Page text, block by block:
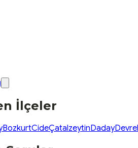
İlçeler
BozkurtCideÇatalzeytinDaday